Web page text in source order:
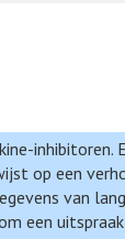
inhibitoren.
op een
van
een